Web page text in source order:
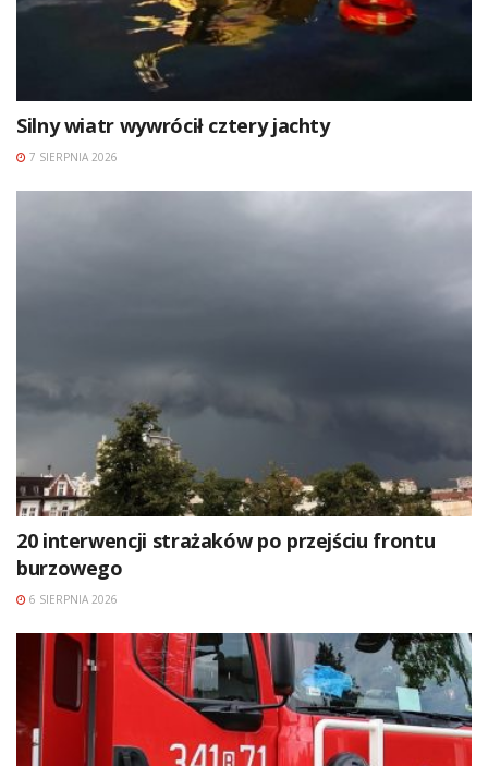
Silny wiatr wywrócił cztery jachty
7 SIERPNIA 2026
20 interwencji strażaków po przejściu frontu
burzowego
6 SIERPNIA 2026